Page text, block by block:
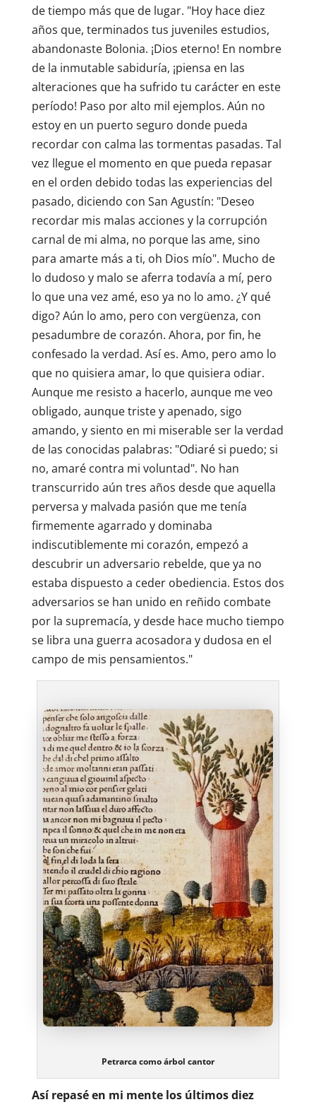
de tiempo más que de lugar. "Hoy hace diez
años que, terminados tus juveniles estudios,
abandonaste Bolonia. ¡Dios eterno! En nombre
de la inmutable sabiduría, ¡piensa en las
alteraciones que ha sufrido tu carácter en este
período! Paso por alto mil ejemplos. Aún no
estoy en un puerto seguro donde pueda
recordar con calma las tormentas pasadas. Tal
vez llegue el momento en que pueda repasar
en el orden debido todas las experiencias del
pasado, diciendo con San Agustín: "Deseo
recordar mis malas acciones y la corrupción
carnal de mi alma, no porque las ame, sino
para amarte más a ti, oh Dios mío". Mucho de
lo dudoso y malo se aferra todavía a mí, pero
lo que una vez amé, eso ya no lo amo. ¿Y qué
digo? Aún lo amo, pero con vergüenza, con
pesadumbre de corazón. Ahora, por fin, he
confesado la verdad. Así es. Amo, pero amo lo
que no quisiera amar, lo que quisiera odiar.
Aunque me resisto a hacerlo, aunque me veo
obligado, aunque triste y apenado, sigo
amando, y siento en mi miserable ser la verdad
de las conocidas palabras: "Odiaré si puedo; si
no, amaré contra mi voluntad". No han
transcurrido aún tres años desde que aquella
perversa y malvada pasión que me tenía
firmemente agarrado y dominaba
indiscutiblemente mi corazón, empezó a
descubrir un adversario rebelde, que ya no
estaba dispuesto a ceder obediencia. Estos dos
adversarios se han unido en reñido combate
por la supremacía, y desde hace mucho tiempo
se libra una guerra acosadora y dudosa en el
campo de mis pensamientos."
Petrarca como árbol cantor
Así repasé en mi mente los últimos diez